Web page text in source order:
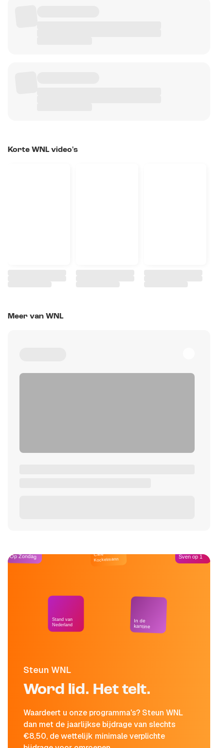
Korte WNL video's
Meer van WNL
Steun WNL
Word lid. Het telt.
Waardeert u onze programma's? Steun WNL
dan met de jaarlijkse bijdrage van slechts
€8,50, de wettelijk minimale verplichte
Op Zondag
Stand van
Nederland
Café
Kockelmann
In de
kantine
Sven op 1